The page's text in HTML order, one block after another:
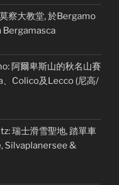
察大教堂, 於Bergamo
Bergamasca
阿爾卑斯山的秋名山賽
、Colico及Lecco (尼高/
瑞士滑雪聖地, 踏單車
Silvaplanersee &